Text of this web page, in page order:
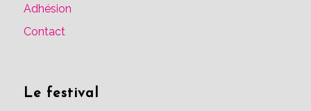
Adhésion
Contact
Le festival